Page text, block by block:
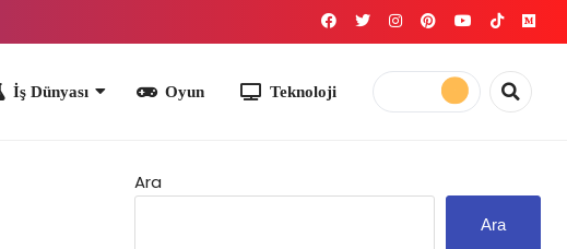
Teknoloji
Ara
Ara